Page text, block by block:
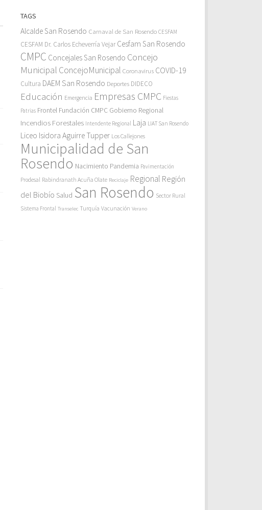
TAGS
Alcalde San Rosendo Carnaval de San Rosendo CESFAM
CESFAM Dr. Carlos Echeverría Vejar Cesfam San Rosendo
CMPC Concejales San Rosendo Concejo
Municipal ConcejoMunicipal Coronavirus COVID-19
Cultura DAEM San Rosendo Deportes DIDECO
Educación Emergencia Empresas CMPC Fiestas
Patrias Frontel Fundación CMPC Gobierno Regional
Incendios Forestales Intendente Regional Laja LIAT San Rosendo
Liceo Isidora Aguirre Tupper Los Callejones
Municipalidad de San
Rosendo Nacimiento Pandemia Pavimentación
Prodesal Rabindranath Acuña Olate Reciclaje Regional Región
del Biobío Salud San Rosendo Sector Rural
Sistema Frontal Transelec Turquía Vacunación Verano